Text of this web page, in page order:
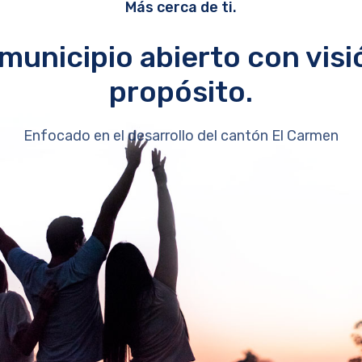
Más cerca de ti.
abierto con
propósito.
Enfocado en el desarrollo del cantón El Carmen